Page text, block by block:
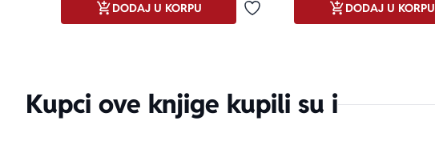
Dodaj u omiljene
DODAJ U KORPU DODAJ U KORPU
Kupci ove knjige kupili su i